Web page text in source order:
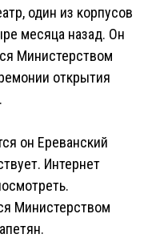
один из корпусов
месяца назад. Он
Министерством
открытия
он Ереванский
Интернет
Министерством